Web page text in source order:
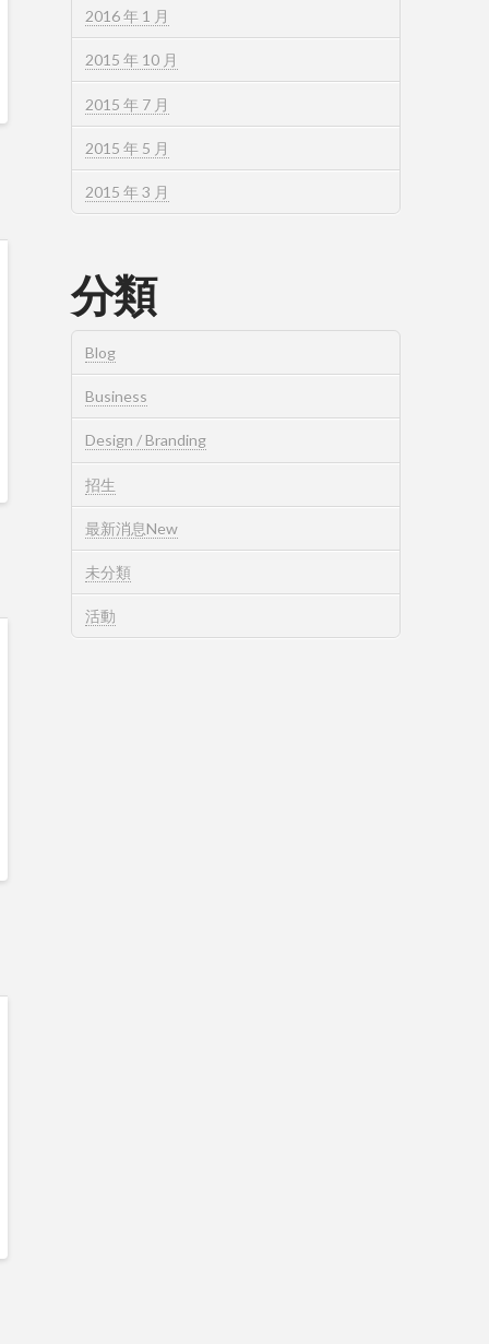
2016 年 1 月
2015 年 10 月
2015 年 7 月
2015 年 5 月
2015 年 3 月
分類
Blog
Business
Design / Branding
招生
最新消息New
未分類
活動